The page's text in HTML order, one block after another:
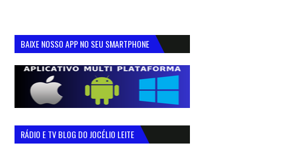
BAIXE NOSSO APP NO SEU SMARTPHONE
RÁDIO E TV BLOG DO JOCÉLIO LEITE